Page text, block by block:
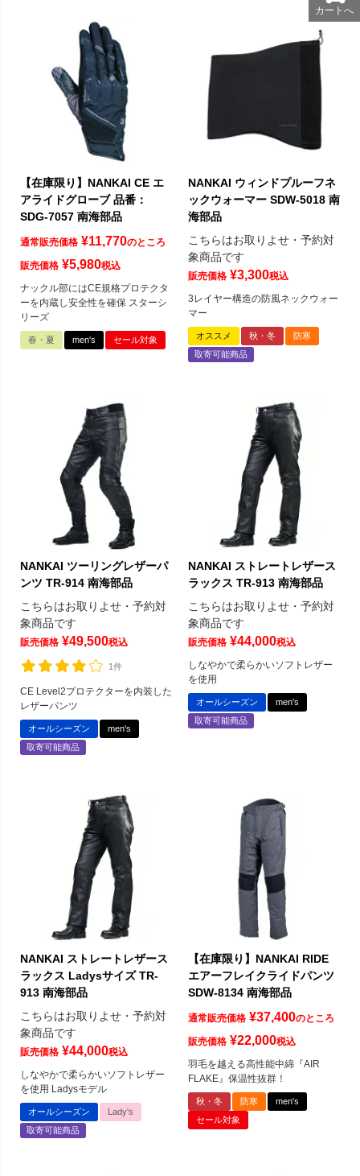
【在庫限り】NANKAI CE エ
アライドグローブ 品番：
SDG-7057 南海部品
通常販売価格 ¥11,770のところ
販売価格 ¥5,980税込
ナックル部にはCE規格プロテクタ
ーを内蔵し安全性を確保 スターシ
リーズ
春・夏 men's セール対象
NANKAI ウィンドプルーフネ
ックウォーマー SDW-5018 南
海部品
こちらはお取りよせ・予約対
象商品です
販売価格 ¥3,300税込
3レイヤー構造の防風ネックウォー
マー
オススメ 秋・冬
防寒
取寄可能商品
NANKAI ツーリングレザーパ
ンツ TR-914 南海部品
こちらはお取りよせ・予約対
象商品です
販売価格 ¥49,500税込
1件
CE Level2プロテクターを内装した
レザーパンツ
オールシーズン
men's
取寄可能商品
NANKAI ストレートレザース
ラックス TR-913 南海部品
こちらはお取りよせ・予約対
象商品です
販売価格 ¥44,000税込
しなやかで柔らかいソフトレザー
を使用
オールシーズン
men's
取寄可能商品
NANKAI ストレートレザース
ラックス Ladysサイズ TR-
913 南海部品
こちらはお取りよせ・予約対
象商品です
販売価格 ¥44,000税込
しなやかで柔らかいソフトレザー
を使用 Ladysモデル
オールシーズン
Lady's
取寄可能商品
【在庫限り】NANKAI RIDE
エアーフレイクライドパンツ
SDW-8134 南海部品
通常販売価格 ¥37,400のところ
販売価格 ¥22,000税込
羽毛を越える高性能中綿『AIR
FLAKE』保温性抜群！
秋・冬 防寒
men's
セール対象
カートへ